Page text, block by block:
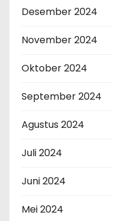
Desember 2024
November 2024
Oktober 2024
September 2024
Agustus 2024
Juli 2024
Juni 2024
Mei 2024